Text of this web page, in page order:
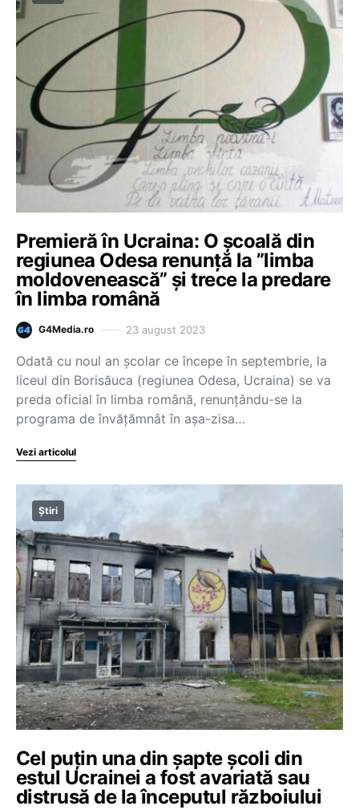
Premieră în Ucraina: O școală din
regiunea Odesa renunță la ”limba
moldovenească” și trece la predare
în limba română
G4Media.ro 23 august 2023
Odată cu noul an școlar ce începe în septembrie, la
liceul din Borisăuca (regiunea Odesa, Ucraina) se va
preda oficial în limba română, renunțându-se la
programa de învățămnât în așa-zisa…
Vezi articolul
Știri
Cel puțin una din șapte școli din
estul Ucrainei a fost avariată sau
distrusă de la începutul războiului